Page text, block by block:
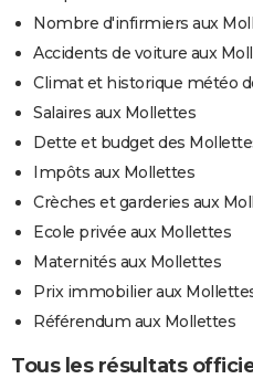
Nombre d'infirmiers aux
Accidents de voiture aux
Climat et historique météo
Salaires aux Mollettes
Dette et budget des
Impôts aux Mollettes
Crèches et garderies aux
Ecole privée aux Mollettes
Maternités aux Mollettes
Prix immobilier aux
Référendum aux Mollettes
Tous les résultats